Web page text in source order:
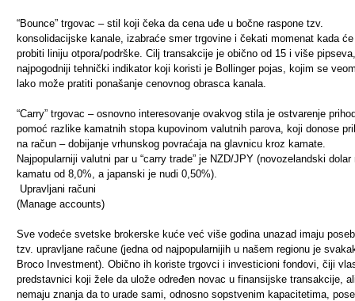
“Bounce” trgovac – stil koji čeka da cena uđe u bočne raspone tzv.
konsolidacijske kanale, izabraće smer trgovine i čekati momenat kada
probiti liniju otpora/podrške. Cilj transakcije je obično od 15 i više
najpogodniji tehnički indikator koji koristi je Bollinger pojas, kojim se
lako može pratiti ponašanje cenovnog obrasca kanala.
“Carry” trgovac – osnovno interesovanje ovakvog stila je ostvarenje
pomoć razlike kamatnih stopa kupovinom valutnih parova, koji donose
na račun – dobijanje vrhunskog povraćaja na glavnicu kroz kamate.
Najpopularniji valutni par u “carry trade” je NZD/JPY (novozelandski dolar
kamatu od 8,0%, a japanski je nudi 0,50%).
Upravljani računi
(Manage accounts)
Sve vodeće svetske brokerske kuće već više godina unazad imaju
tzv. upravljane račune (jedna od najpopularnijih u našem regionu je
Broco Investment). Obično ih koriste trgovci i investicioni fondovi, čiji
predstavnici koji žele da ulože određen novac u finansijske transakcije,
nemaju znanja da to urade sami, odnosno sopstvenim kapacitetima,